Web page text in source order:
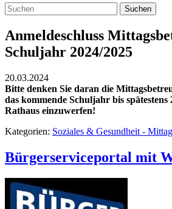
Suchen
Anmeldeschluss
Schuljahr 2024/2025
20.03.2024
Bitte denken Sie daran die
das kommende Schuljahr bis
Rathaus einzuwerfen!
Kategorien: Soziales & Gesundheit -
Bürgerserviceportal mit